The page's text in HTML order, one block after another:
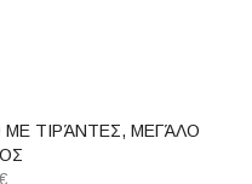
ΤΙΡΆΝΤΕΣ, ΜΕΓΆΛΟ